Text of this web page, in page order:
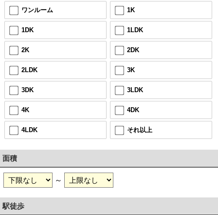
ワンルーム 1K
1DK 1LDK
2K 2DK
2LDK 3K
3DK 3LDK
4K 4DK
4LDK それ以上
面積
～
駅徒歩